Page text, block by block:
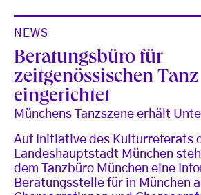
NEWS
Beratungsbüro für
zeitgenössischen Tanz
eingerichtet
Münchens Tanzszene erhält
Auf Initiative des Kulturreferats
Landeshauptstadt München
dem Tanzbüro München eine
Beratungsstelle für in München